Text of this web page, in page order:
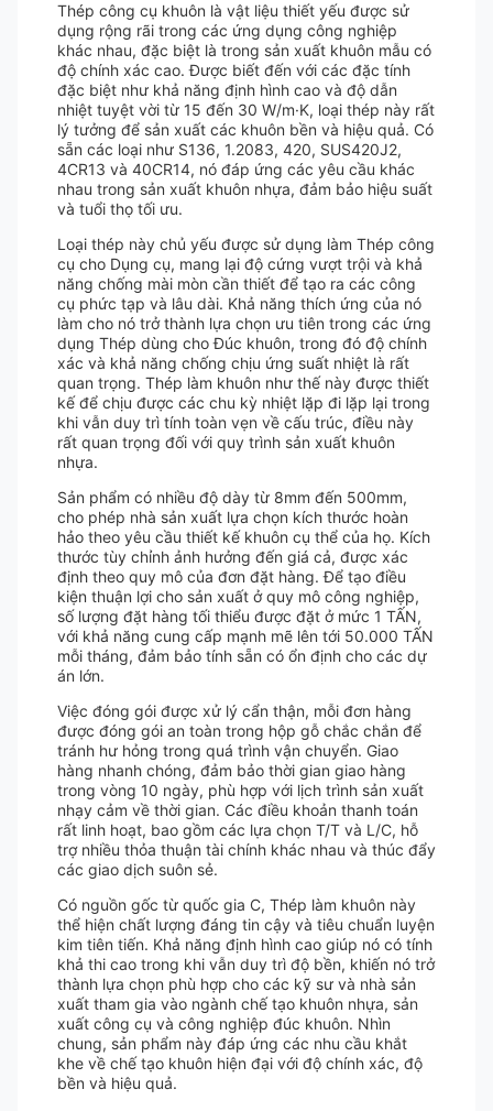
Thép công cụ khuôn là vật liệu thiết yếu được sử
dụng rộng rãi trong các ứng dụng công nghiệp
khác nhau, đặc biệt là trong sản xuất khuôn mẫu có
độ chính xác cao. Được biết đến với các đặc tính
đặc biệt như khả năng định hình cao và độ dẫn
nhiệt tuyệt vời từ 15 đến 30 W/m·K, loại thép này rất
lý tưởng để sản xuất các khuôn bền và hiệu quả. Có
sẵn các loại như S136, 1.2083, 420, SUS420J2,
4CR13 và 40CR14, nó đáp ứng các yêu cầu khác
nhau trong sản xuất khuôn nhựa, đảm bảo hiệu suất
và tuổi thọ tối ưu.
Loại thép này chủ yếu được sử dụng làm Thép công
cụ cho Dụng cụ, mang lại độ cứng vượt trội và khả
năng chống mài mòn cần thiết để tạo ra các công
cụ phức tạp và lâu dài. Khả năng thích ứng của nó
làm cho nó trở thành lựa chọn ưu tiên trong các ứng
dụng Thép dùng cho Đúc khuôn, trong đó độ chính
xác và khả năng chống chịu ứng suất nhiệt là rất
quan trọng. Thép làm khuôn như thế này được thiết
kế để chịu được các chu kỳ nhiệt lặp đi lặp lại trong
khi vẫn duy trì tính toàn vẹn về cấu trúc, điều này
rất quan trọng đối với quy trình sản xuất khuôn
nhựa.
Sản phẩm có nhiều độ dày từ 8mm đến 500mm,
cho phép nhà sản xuất lựa chọn kích thước hoàn
hảo theo yêu cầu thiết kế khuôn cụ thể của họ. Kích
thước tùy chỉnh ảnh hưởng đến giá cả, được xác
định theo quy mô của đơn đặt hàng. Để tạo điều
kiện thuận lợi cho sản xuất ở quy mô công nghiệp,
số lượng đặt hàng tối thiểu được đặt ở mức 1 TẤN,
với khả năng cung cấp mạnh mẽ lên tới 50.000 TẤN
mỗi tháng, đảm bảo tính sẵn có ổn định cho các dự
án lớn.
Việc đóng gói được xử lý cẩn thận, mỗi đơn hàng
được đóng gói an toàn trong hộp gỗ chắc chắn để
tránh hư hỏng trong quá trình vận chuyển. Giao
hàng nhanh chóng, đảm bảo thời gian giao hàng
trong vòng 10 ngày, phù hợp với lịch trình sản xuất
nhạy cảm về thời gian. Các điều khoản thanh toán
rất linh hoạt, bao gồm các lựa chọn T/T và L/C, hỗ
trợ nhiều thỏa thuận tài chính khác nhau và thúc đẩy
các giao dịch suôn sẻ.
Có nguồn gốc từ quốc gia C, Thép làm khuôn này
thể hiện chất lượng đáng tin cậy và tiêu chuẩn luyện
kim tiên tiến. Khả năng định hình cao giúp nó có tính
khả thi cao trong khi vẫn duy trì độ bền, khiến nó trở
thành lựa chọn phù hợp cho các kỹ sư và nhà sản
xuất tham gia vào ngành chế tạo khuôn nhựa, sản
xuất công cụ và công nghiệp đúc khuôn. Nhìn
chung, sản phẩm này đáp ứng các nhu cầu khắt
khe về chế tạo khuôn hiện đại với độ chính xác, độ
bền và hiệu quả.